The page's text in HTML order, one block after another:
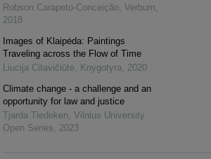
Robson Carapeto-Conceição, Verbum,
2018
Images of Klaipėda: Paintings
Traveling across the Flow of Time
Liucija Citavičiūtė, Knygotyra, 2020
Climate change - a challenge and an
opportunity for law and justice
Tjarda Tiedeken, Vilnius University
Open Series, 2023